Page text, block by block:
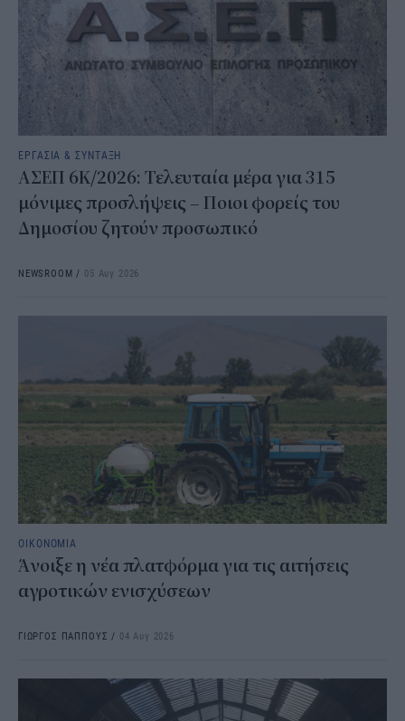
ΕΡΓΑΣΙΑ & ΣΥΝΤΑΞΗ
ΑΣΕΠ 6Κ/2026: Τελευταία μέρα για 315
μόνιμες προσλήψεις – Ποιοι φορείς του
Δημοσίου ζητούν προσωπικό
NEWSROOM / 05 Αυγ 2026
ΟΙΚΟΝΟΜΙΑ
Άνοιξε η νέα πλατφόρμα για τις αιτήσεις
αγροτικών ενισχύσεων
ΓΙΩΡΓΟΣ ΠΑΠΠΟΥΣ / 04 Αυγ 2026